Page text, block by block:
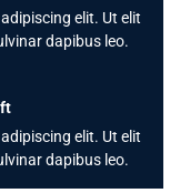
elit. Ut elit
dapibus leo.
elit. Ut elit
dapibus leo.